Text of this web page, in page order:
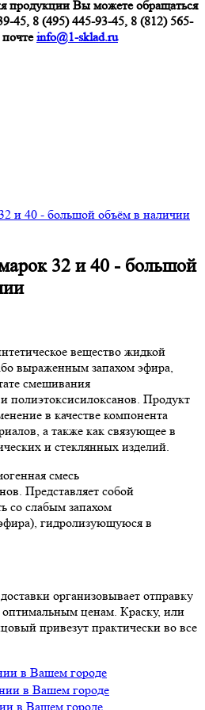
продукции Вы можете обращаться
45, 8 (495) 445-93-45, 8 (812) 565-
info@1-sklad.ru
и 40 - большой объём в наличии
32 и 40 - большой
вещество жидкой
выраженным запахом эфира,
смешивания
полиэтоксисилоксанов. Продукт
в качестве компонента
а также как связующее в
и стеклянных изделий.
смесь
Представляет собой
со слабым запахом
гидролизующуюся в
организовывает отправку
ценам. Краску, или
привезут практически во все